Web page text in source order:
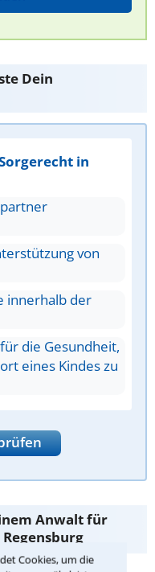
Cookies, um die
Dein
in
von
innerhalb der
die Gesundheit,
eines Kindes zu
Anwalt für